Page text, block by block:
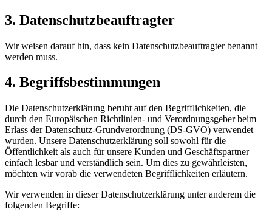
3. Datenschutzbeauftragter
Wir weisen darauf hin, dass kein Datenschutzbeauftragter benannt
werden muss.
4. Begriffsbestimmungen
Die Datenschutzerklärung beruht auf den Begrifflichkeiten, die
durch den Europäischen Richtlinien- und Verordnungsgeber beim
Erlass der Datenschutz-Grundverordnung (DS-GVO) verwendet
wurden. Unsere Datenschutzerklärung soll sowohl für die
Öffentlichkeit als auch für unsere Kunden und Geschäftspartner
einfach lesbar und verständlich sein. Um dies zu gewährleisten,
möchten wir vorab die verwendeten Begrifflichkeiten erläutern.
Wir verwenden in dieser Datenschutzerklärung unter anderem die
folgenden Begriffe: